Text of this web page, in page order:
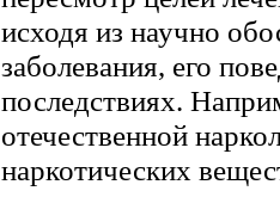
исходя из научно
заболевания, его
последствиях.
отечественной
наркотических